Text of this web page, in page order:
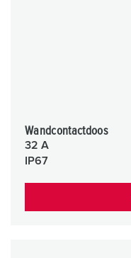
Wandcontactdoos
32 A
IP67